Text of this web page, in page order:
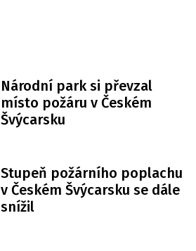
Národní park si převzal
místo požáru v Českém
Švýcarsku
Stupeň požárního poplachu
v Českém Švýcarsku se dále
snížil